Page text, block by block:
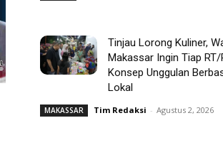
Tinjau Lorong Kuliner,
Makassar Ingin Tiap RT/
Konsep Unggulan
Lokal
MAKASSAR Tim Redaksi - Agustus 2, 2026